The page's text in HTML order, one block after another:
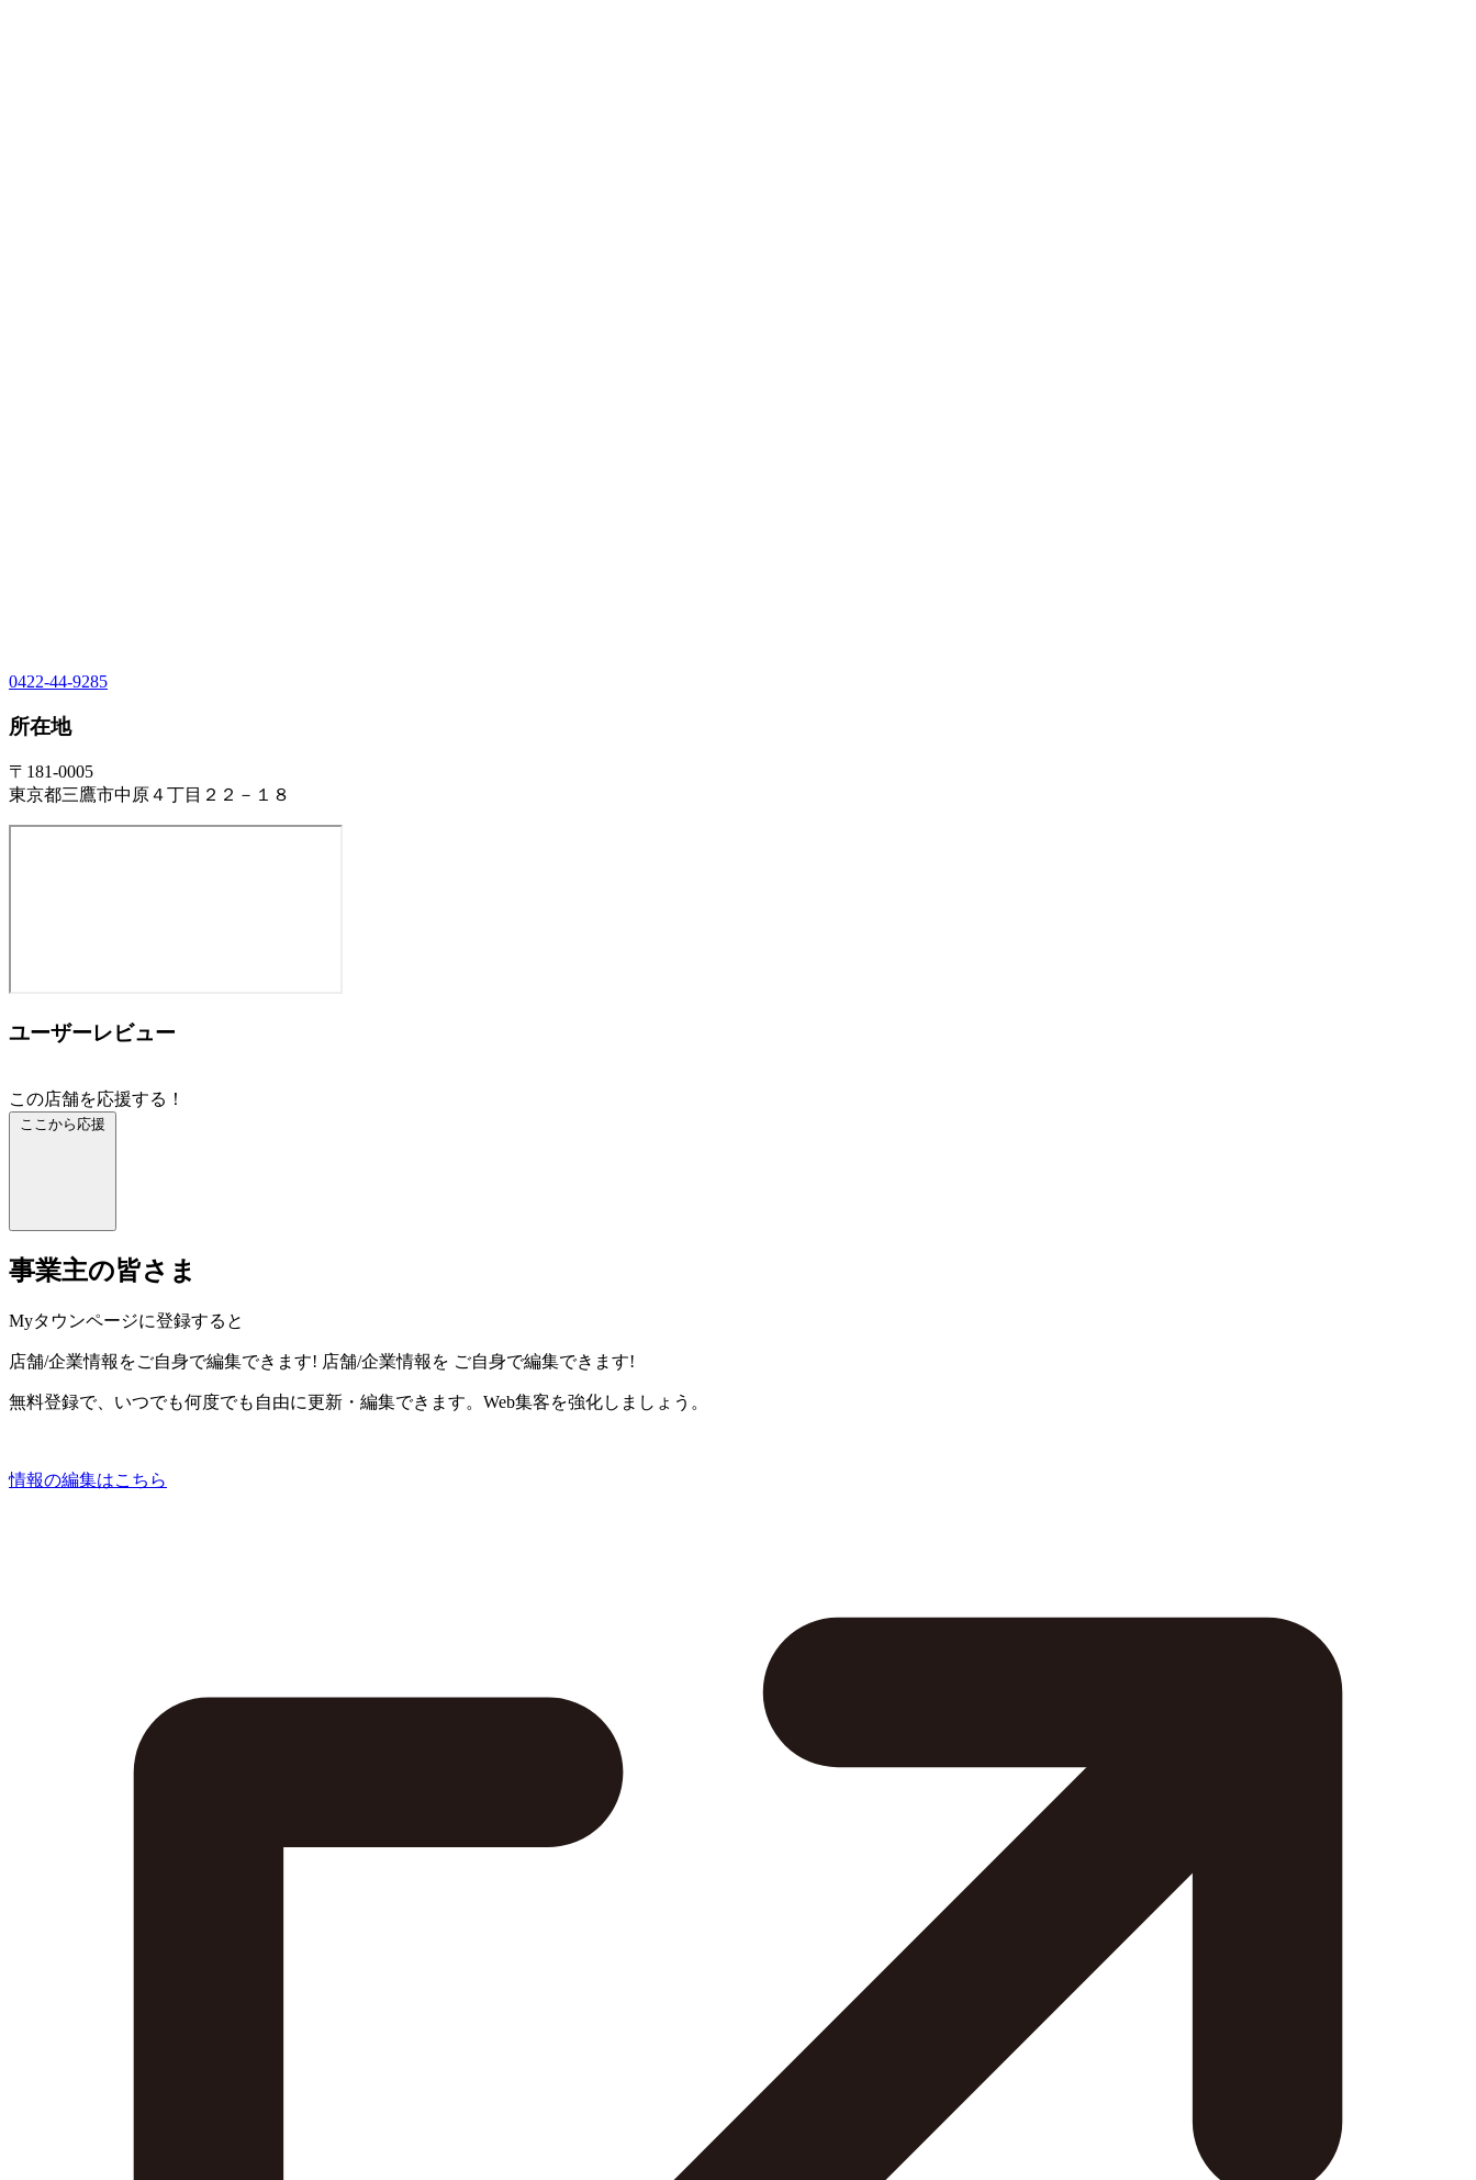
0422-44-9285
所在地
〒181-0005
東京都三鷹市中原４丁目２２－１８
ユーザーレビュー
この店舗を応援する！
ここから応援
事業主の皆さま
Myタウンページに登録すると
店舗/企業情報をご自身で編集できます! 店舗/企業情報を ご自身で編集できます!
無料登録で、いつでも何度でも自由に更新・編集できます。Web集客を強化しましょう。
情報の編集はこちら